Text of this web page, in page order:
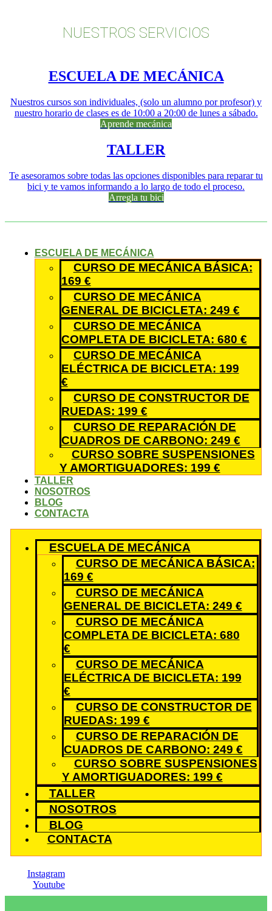
NUESTROS SERVICIOS
ESCUELA DE MECÁNICA
Nuestros cursos son individuales, (solo un alumno por profesor) y
nuestro horario de clases es de 10:00 a 20:00 de lunes a sábado.
Aprende mecánica
TALLER
Te asesoramos sobre todas las opciones disponibles para reparar tu
bici y te vamos informando a lo largo de todo el proceso.
Arregla tu bici
ESCUELA DE MECÁNICA
CURSO DE MECÁNICA BÁSICA:
169 €
CURSO DE MECÁNICA
GENERAL DE BICICLETA: 249 €
CURSO DE MECÁNICA
COMPLETA DE BICICLETA: 680 €
CURSO DE MECÁNICA
ELÉCTRICA DE BICICLETA: 199
€
CURSO DE CONSTRUCTOR DE
RUEDAS: 199 €
CURSO DE REPARACIÓN DE
CUADROS DE CARBONO: 249 €
CURSO SOBRE SUSPENSIONES
Y AMORTIGUADORES: 199 €
TALLER
NOSOTROS
BLOG
CONTACTA
ESCUELA DE MECÁNICA
CURSO DE MECÁNICA BÁSICA:
169 €
CURSO DE MECÁNICA
GENERAL DE BICICLETA: 249 €
CURSO DE MECÁNICA
COMPLETA DE BICICLETA: 680
€
CURSO DE MECÁNICA
ELÉCTRICA DE BICICLETA: 199
€
CURSO DE CONSTRUCTOR DE
RUEDAS: 199 €
CURSO DE REPARACIÓN DE
CUADROS DE CARBONO: 249 €
CURSO SOBRE SUSPENSIONES
Y AMORTIGUADORES: 199 €
TALLER
NOSOTROS
BLOG
CONTACTA
Instagram
Youtube